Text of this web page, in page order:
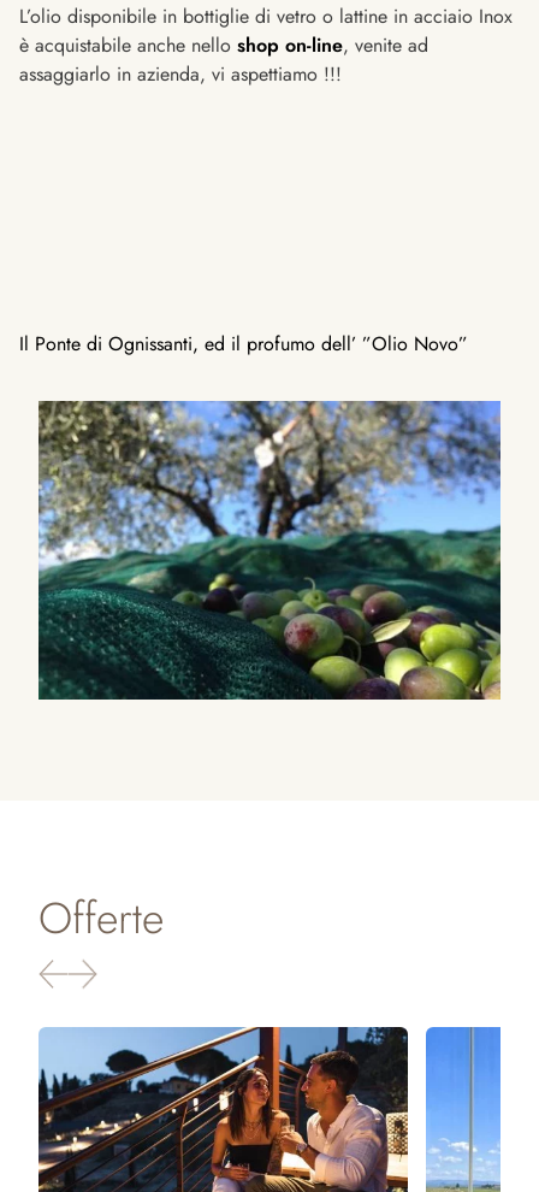
L’olio disponibile in bottiglie di vetro o lattine in acciaio Inox
è acquistabile anche nello shop on-line, venite ad
assaggiarlo in azienda, vi aspettiamo !!!
Il Ponte di Ognissanti, ed il profumo dell’ ”Olio Novo”
Offerte